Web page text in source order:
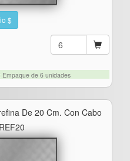
$
de 6 unidades
De 20 Cm. Con Cabo